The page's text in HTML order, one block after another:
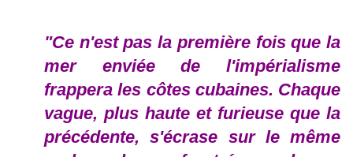
"Ce n'est pas la première fois que la
mer enviée de l'impérialisme
frappera les côtes cubaines. Chaque
vague, plus haute et furieuse que la
précédente, s'écrase sur le même